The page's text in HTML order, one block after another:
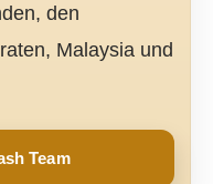
den
Malaysia und
Team